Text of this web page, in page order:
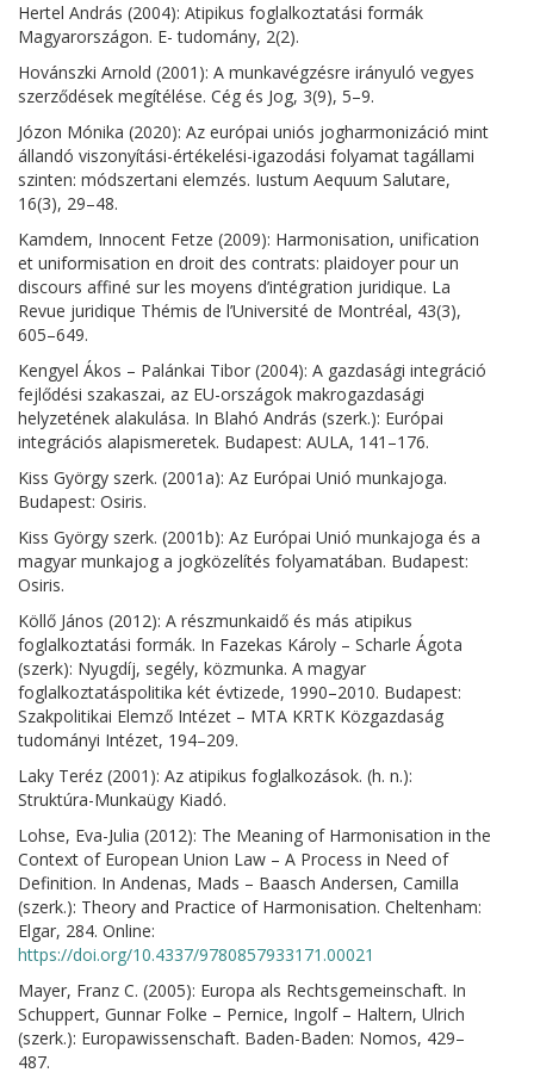
Hertel András (2004): Atipikus foglalkoztatási formák
Magyarországon. E- tudomány, 2(2).
Hovánszki Arnold (2001): A munkavégzésre irányuló vegyes
szerződések megítélése. Cég és Jog, 3(9), 5–9.
Józon Mónika (2020): Az európai uniós jogharmonizáció mint
állandó viszonyítási-értékelési-igazodási folyamat tagállami
szinten: módszertani elemzés. Iustum Aequum Salutare,
16(3), 29–48.
Kamdem, Innocent Fetze (2009): Harmonisation, unification
et uniformisation en droit des contrats: plaidoyer pour un
discours affiné sur les moyens d’intégration juridique. La
Revue juridique Thémis de l’Université de Montréal, 43(3),
605–649.
Kengyel Ákos – Palánkai Tibor (2004): A gazdasági integráció
fejlődési szakaszai, az EU-országok makrogazdasági
helyzetének alakulása. In Blahó András (szerk.): Európai
integrációs alapismeretek. Budapest: AULA, 141–176.
Kiss György szerk. (2001a): Az Európai Unió munkajoga.
Budapest: Osiris.
Kiss György szerk. (2001b): Az Európai Unió munkajoga és a
magyar munkajog a jogközelítés folyamatában. Budapest:
Osiris.
Köllő János (2012): A részmunkaidő és más atipikus
foglalkoztatási formák. In Fazekas Károly – Scharle Ágota
(szerk): Nyugdíj, segély, közmunka. A magyar
foglalkoztatáspolitika két évtizede, 1990–2010. Budapest:
Szakpolitikai Elemző Intézet – MTA KRTK Közgazdaság
tudományi Intézet, 194–209.
Laky Teréz (2001): Az atipikus foglalkozások. (h. n.):
Struktúra-Munkaügy Kiadó.
Lohse, Eva-Julia (2012): The Meaning of Harmonisation in the
Context of European Union Law – A Process in Need of
Definition. In Andenas, Mads – Baasch Andersen, Camilla
(szerk.): Theory and Practice of Harmonisation. Cheltenham:
Elgar, 284. Online:
https://doi.org/10.4337/9780857933171.00021
Mayer, Franz C. (2005): Europa als Rechtsgemeinschaft. In
Schuppert, Gunnar Folke – Pernice, Ingolf – Haltern, Ulrich
(szerk.): Europawissenschaft. Baden-Baden: Nomos, 429–
487.